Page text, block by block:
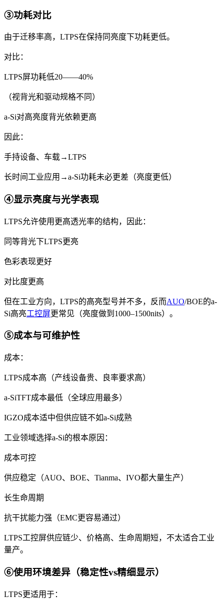
③功耗对比
由于迁移率高，LTPS在保持同亮度下功耗更低。
对比：
LTPS屏功耗低20——40%
（视背光和驱动规格不同）
a-Si对高亮度背光依赖更高
因此：
手持设备、车载→LTPS
长时间工业应用→a-Si功耗未必更差（亮度更低）
④显示亮度与光学表现
LTPS允许使用更高透光率的结构，因此：
同等背光下LTPS更亮
色彩表现更好
对比度更高
但在工业方向，LTPS的高亮型号并不多，反而AUO/BOE的a-
Si高亮工控屏更常见（亮度做到1000–1500nits）。
⑤成本与可维护性
成本：
LTPS成本高（产线设备贵、良率要求高）
a-SiTFT成本最低（全球应用最多）
IGZO成本适中但供应链不如a-Si成熟
工业领域选择a-Si的根本原因：
成本可控
供应稳定（AUO、BOE、Tianma、IVO都大量生产）
长生命周期
抗干扰能力强（EMC更容易通过）
LTPS工控屏供应链少、价格高、生命周期短，不太适合工业
量产。
⑥使用环境差异（稳定性vs精细显示）
LTPS更适用于：